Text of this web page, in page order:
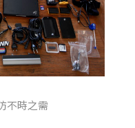
不時之需